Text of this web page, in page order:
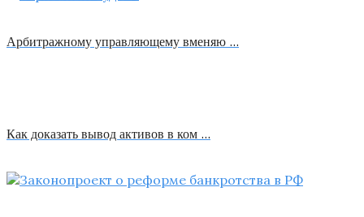
Арбитражному управляющему вменяю …
Как доказать вывод активов в ком …